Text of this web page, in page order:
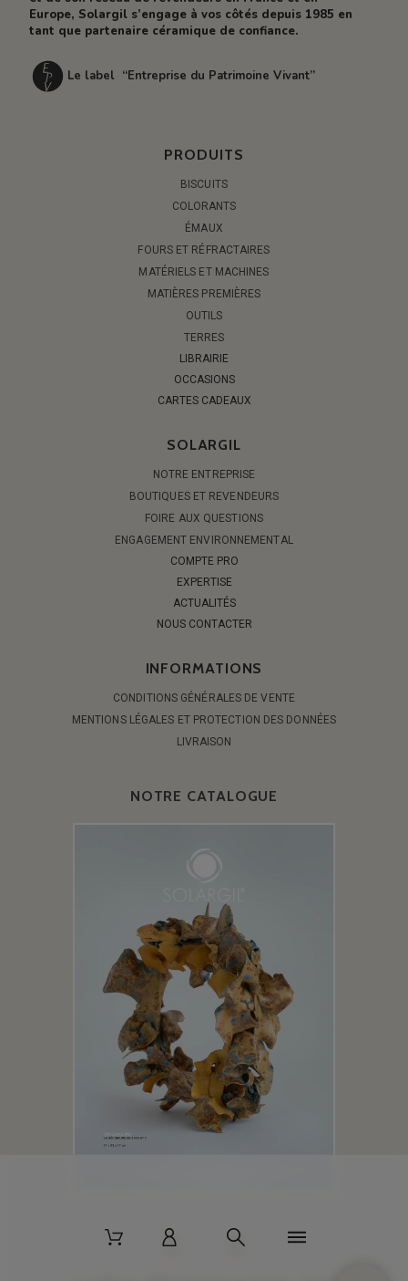
Europe, Solargil s’engage à vos côtés depuis 1985 en
tant que partenaire céramique de confiance.
Le label “Entreprise du Patrimoine Vivant”
PRODUITS
BISCUITS
COLORANTS
ÉMAUX
FOURS ET RÉFRACTAIRES
MATÉRIELS ET MACHINES
MATIÈRES PREMIÈRES
OUTILS
TERRES
LIBRAIRIE
OCCASIONS
CARTES CADEAUX
SOLARGIL
NOTRE ENTREPRISE
BOUTIQUES ET REVENDEURS
FOIRE AUX QUESTIONS
ENGAGEMENT ENVIRONNEMENTAL
COMPTE PRO
EXPERTISE
ACTUALITÉS
NOUS CONTACTER
INFORMATIONS
CONDITIONS GÉNÉRALES DE VENTE
MENTIONS LÉGALES ET PROTECTION DES DONNÉES
LIVRAISON
NOTRE CATALOGUE